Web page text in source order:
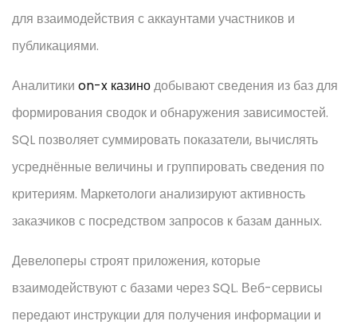
для взаимодействия с аккаунтами участников и
публикациями.
Аналитики on-x казинодобывают сведения из баз для
формирования сводок и обнаружения зависимостей.
SQL позволяет суммировать показатели, вычислять
усреднённые величины и группировать сведения по
критериям. Маркетологи анализируют активность
заказчиков с посредством запросов к базам данных.
Девелоперы строят приложения, которые
взаимодействуют с базами через SQL. Веб-сервисы
передают инструкции для получения информации и